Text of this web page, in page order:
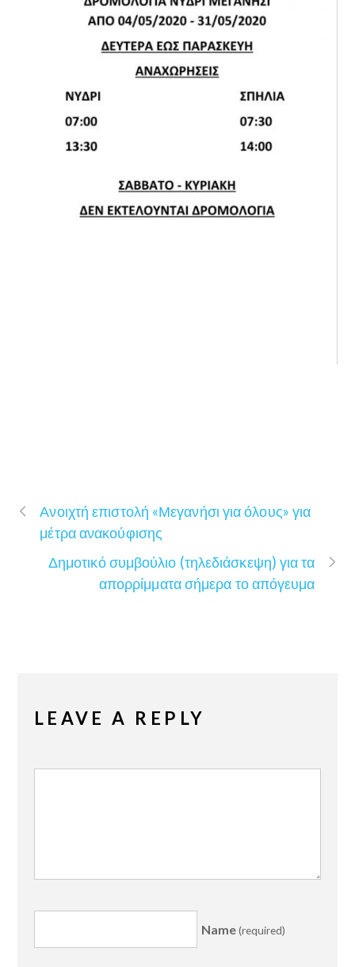
Ανοιχτή επιστολή «Μεγανήσι για όλους» για
μέτρα ανακούφισης
Δημοτικό συμβούλιο (τηλεδιάσκεψη) για τα
απορρίμματα σήμερα το απόγευμα
LEAVE A REPLY
Name(required)